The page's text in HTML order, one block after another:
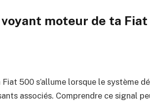
moteur de ta
Fiat 500 s’allume lorsque le système
associés. Comprendre ce signal